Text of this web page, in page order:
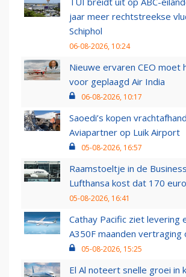
jaar meer rechtstreekse
Schiphol
06-08-2026, 10:24
Nieuwe ervaren CEO moet
voor geplaagd Air India
06-08-2026, 10:17
Saoedi’s kopen
Aviapartner op Luik Airport
05-08-2026, 16:57
Raamstoeltje in de
Lufthansa kost dat 170
05-08-2026, 16:41
Cathay Pacific ziet levering
A350F maanden vertraging
05-08-2026, 15:25
El Al noteert snelle groei in